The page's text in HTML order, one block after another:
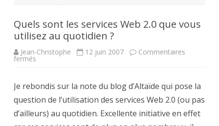
Quels sont les services Web 2.0 que vous
utilisez au quotidien ?
Jean-Christophe 12 juin 2007 Commentaires
fermés
services
Web
2.0
que
vous
utilisez
Je rebondis sur la note du blog d’Altaïde qui pose la
question de l’utilisation des services Web 2.0 (ou pas
d’ailleurs) au quotidien. Excellente initiative en effet